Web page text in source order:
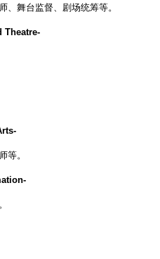
、舞台监督、剧场统筹等。
Theatre-
等。